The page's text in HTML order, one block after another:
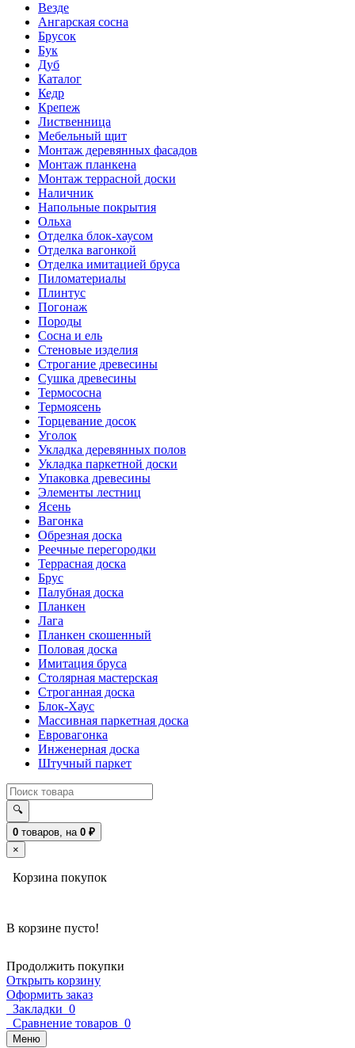
Везде
Ангарская сосна
Брусок
Бук
Дуб
Каталог
Кедр
Крепеж
Лиственница
Мебельный щит
Монтаж деревянных фасадов
Монтаж планкена
Монтаж террасной доски
Наличник
Напольные покрытия
Ольха
Отделка блок-хаусом
Отделка вагонкой
Отделка имитацией бруса
Пиломатериалы
Плинтус
Погонаж
Породы
Сосна и ель
Стеновые изделия
Строгание древесины
Сушка древесины
Термососна
Термоясень
Торцевание досок
Уголок
Укладка деревянных полов
Укладка паркетной доски
Упаковка древесины
Элементы лестниц
Ясень
Вагонка
Обрезная доска
Реечные перегородки
Террасная доска
Брус
Палубная доска
Планкен
Лага
Планкен скошенный
Половая доска
Имитация бруса
Столярная мастерская
Строганная доска
Блок-Хаус
Массивная паркетная доска
Евровагонка
Инженерная доска
Штучный паркет
🔍
0 товаров, на 0 ₽
×
Корзина покупок
В корзине пусто!
Продолжить покупки
Открыть корзину
Оформить заказ
Закладки 0
Сравнение товаров 0
Меню